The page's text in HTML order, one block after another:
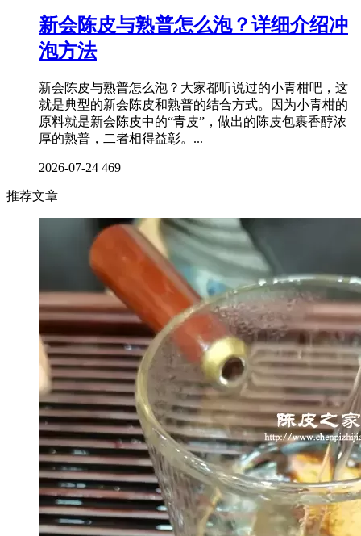
新会陈皮与熟普怎么泡？详细介绍冲
泡方法
新会陈皮与熟普怎么泡？大家都听说过的小青柑吧，这
就是典型的新会陈皮和熟普的结合方式。因为小青柑的
原料就是新会陈皮中的“青皮”，做出的陈皮包裹香醇浓
厚的熟普，二者相得益彰。...
2026-07-24 469
推荐文章